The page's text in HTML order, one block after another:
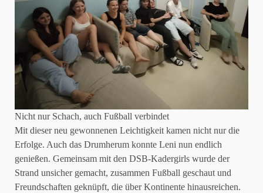
Nicht nur Schach, auch Fußball verbindet
Mit dieser neu gewonnenen Leichtigkeit kamen nicht nur die
Erfolge. Auch das Drumherum konnte Leni nun endlich
genießen. Gemeinsam mit den DSB-Kadergirls wurde der
Strand unsicher gemacht, zusammen Fußball geschaut und
Freundschaften geknüpft, die über Kontinente hinausreichen.